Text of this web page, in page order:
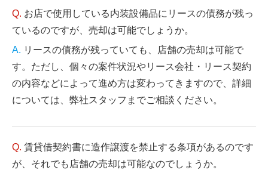
お店で使用している内装設備品にリースの債務が残っ
ているのですが、売却は可能でしょうか。
リースの債務が残っていても、店舗の売却は可能で
す。ただし、個々の案件状況やリース会社・リース契約
の内容などによって進め方は変わってきますので、詳細
については、弊社スタッフまでご相談ください。
賃貸借契約書に造作譲渡を禁止する条項があるのです
が、それでも店舗の売却は可能なのでしょうか。